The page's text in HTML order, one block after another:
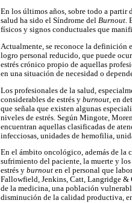
En los últimos años, sobre todo a partir
salud ha sido el Síndrome del Burnout.
físicos y signos conductuales que
Actualmente, se reconoce la definición
logro personal reducido, que puede
estrés crónico propio de aquellas
en una situación de necesidad o
Los profesionales de la salud,
considerables de estrés y burnout, en
que señala que existen algunas
niveles de estrés. Según Mingote,
encuentran aquellas clasificadas de
infecciosas, unidades de hemofilia,
En el ámbito oncológico, además de la
sufrimiento del paciente, la muerte y
estrés y burnout en el personal que
Fallowfield, Jenkins, Catt, Langridge &
de la medicina, una población
disminución de la calidad productiva,